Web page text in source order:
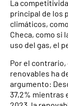
La
principal de los
climáticos,
Checa, como si
uso del gas, el
Por el
renovables ha
argumento:
37,2% mientras